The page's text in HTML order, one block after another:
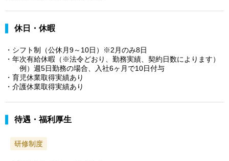
休日・休暇
・シフト制（公休月9～10日）※2月のみ8日
・年次有給休暇（※法令どおり、勤務実績、契約日数によります）
例）週5日勤務の場合、入社6ヶ月で10日付与
・育児休業取得実績あり
・介護休業取得実績あり
待遇・福利厚生
研修制度